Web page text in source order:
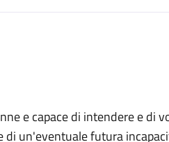
e capace di intendere e di
un'eventuale futura